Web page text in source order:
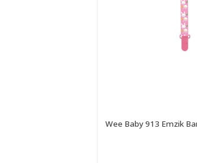
Wee Baby 913 Emzik